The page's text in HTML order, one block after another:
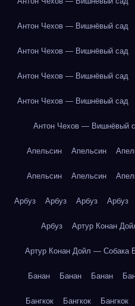
Антон Чехов — Вишнёвый сад
Антон Чехов — Вишнёвый сад
Антон Чехов — Вишнёвый сад
Антон Чехов — Вишнёвый сад
Антон Чехов — Вишнёвый
Апельсин Апельсин
Апельсин Апельсин
Арбуз Арбуз Арбуз Арбуз
Арбуз Артур Конан
Артур Конан Дойл — Собака
Банан Банан Банан
Бангкок Бангкок Бангкок